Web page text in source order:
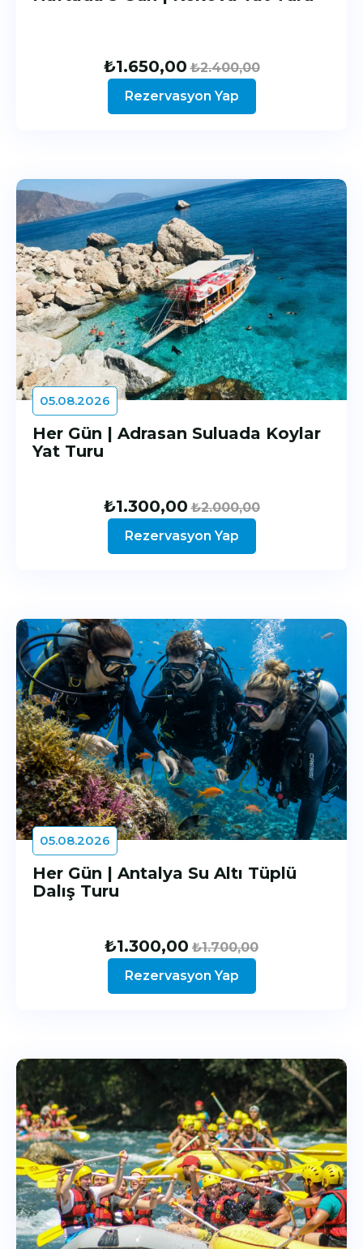
₺1.650,00 ₺2.400,00
Rezervasyon Yap
05.08.2026
Her Gün | Adrasan Suluada Koylar
Yat Turu
₺1.300,00 ₺2.000,00
Rezervasyon Yap
05.08.2026
Her Gün | Antalya Su Altı Tüplü
Dalış Turu
₺1.300,00 ₺1.700,00
Rezervasyon Yap